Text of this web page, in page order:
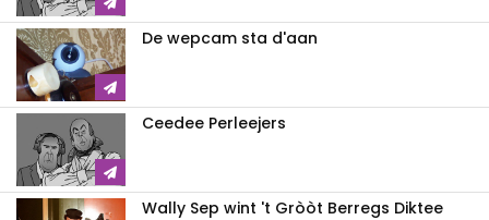
De wepcam sta d'aan
Ceedee Perleejers
Wally Sep wint 't Gròòt Berregs Diktee